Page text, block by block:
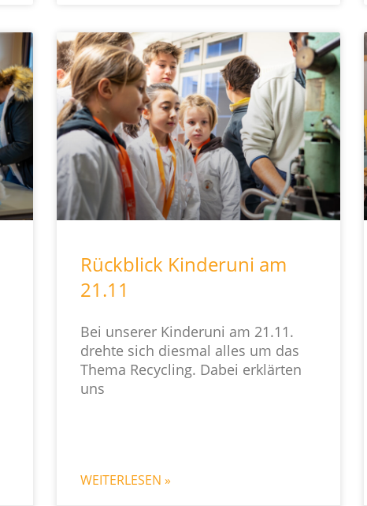
Rückblick Kinderuni am
21.11
Bei unserer Kinderuni am 21.11.
drehte sich diesmal alles um das
Thema Recycling. Dabei erklärten
uns
WEITERLESEN »